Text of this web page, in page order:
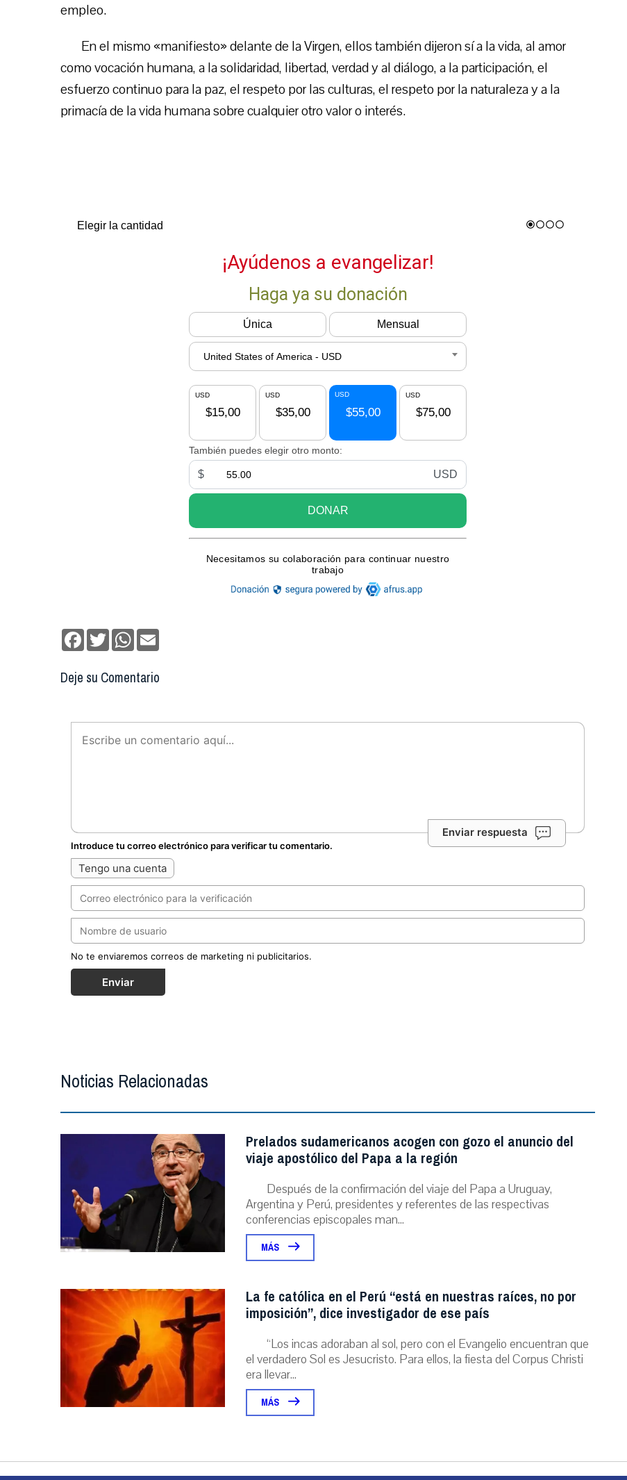
empleo.
En el mismo «manifiesto» delante de la Virgen, ellos también dijeron sí a la vida, al amor
como vocación humana, a la solidaridad, libertad, verdad y al diálogo, a la participación, el
esfuerzo continuo para la paz, el respeto por las culturas, el respeto por la naturaleza y a la
primacía de la vida humana sobre cualquier otro valor o interés.
Facebook
TwitterWhatsApp
Deje su Comentario
Enviar respuesta
Introduce tu correo electrónico para verificar tu comentario.
Tengo una cuenta
No te enviaremos correos de marketing ni publicitarios.
Enviar
Noticias Relacionadas
Prelados sudamericanos acogen con gozo el anuncio del
viaje apostólico del Papa a la región
Después de la confirmación del viaje del Papa a Uruguay,
Argentina y Perú, presidentes y referentes de las respectivas
conferencias episcopales man...
MÁS
La fe católica en el Perú “está en nuestras raíces, no por
imposición”, dice investigador de ese país
“Los incas adoraban al sol, pero con el Evangelio encuentran que
el verdadero Sol es Jesucristo. Para ellos, la fiesta del Corpus Christi
era llevar...
MÁS